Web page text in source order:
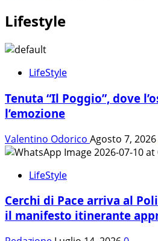
Lifestyle
LifeStyle
Tenuta “Il Poggio”, dove
l’emozione
Valentino Odorico Agosto 7, 2026
LifeStyle
Cerchi di Pace arriva al
il manifesto itinerante